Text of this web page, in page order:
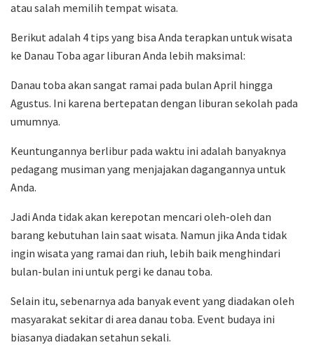
atau salah memilih tempat wisata.
Berikut adalah 4 tips yang bisa Anda terapkan untuk wisata
ke Danau Toba agar liburan Anda lebih maksimal:
Danau toba akan sangat ramai pada bulan April hingga
Agustus. Ini karena bertepatan dengan liburan sekolah pada
umumnya.
Keuntungannya berlibur pada waktu ini adalah banyaknya
pedagang musiman yang menjajakan dagangannya untuk
Anda.
Jadi Anda tidak akan kerepotan mencari oleh-oleh dan
barang kebutuhan lain saat wisata. Namun jika Anda tidak
ingin wisata yang ramai dan riuh, lebih baik menghindari
bulan-bulan ini untuk pergi ke danau toba.
Selain itu, sebenarnya ada banyak event yang diadakan oleh
masyarakat sekitar di area danau toba. Event budaya ini
biasanya diadakan setahun sekali.